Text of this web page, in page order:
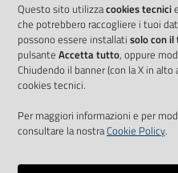
Questo sito utilizzacookies tecnici
che potrebbero raccogliere i tuoi
possono essere installati solo con
pulsante Accetta tutto, oppure
Chiudendo il banner (con la X in
cookies tecnici.
Per maggiori informazioni e per
consultare la nostraCookie Policy.